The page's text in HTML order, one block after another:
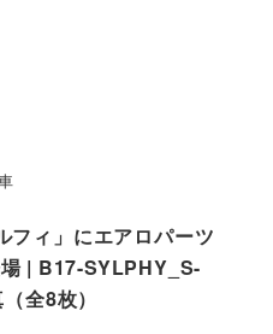
フィ」にエアロパーツ
| B17-SYLPHY_S-
全8枚）